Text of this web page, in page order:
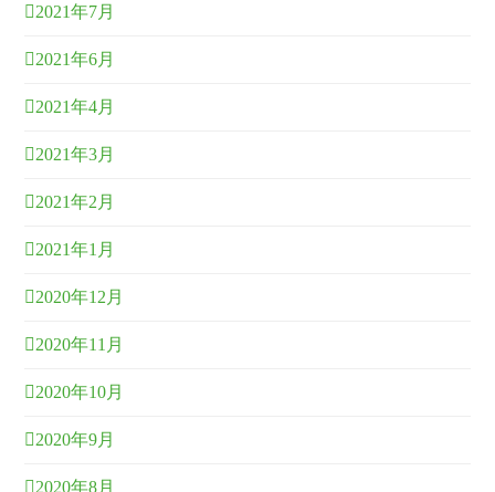
2021年7月
2021年6月
2021年4月
2021年3月
2021年2月
2021年1月
2020年12月
2020年11月
2020年10月
2020年9月
2020年8月